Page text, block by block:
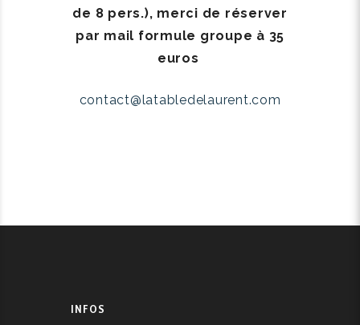
de 8 pers.), merci de réserver
par mail formule groupe à 35
euros
contact@latabledelaurent.com
INFOS